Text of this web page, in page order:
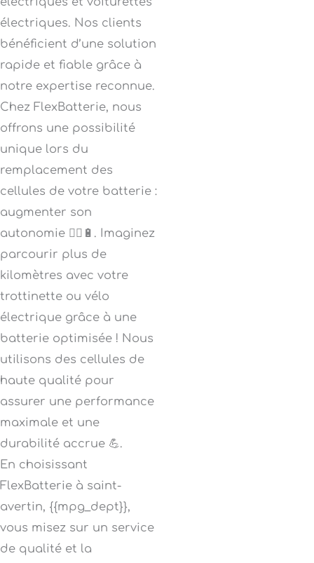
électriques. Nos clients
bénéficient d’une solution
rapide et fiable grâce à
notre expertise reconnue.
Chez FlexBatterie, nous
offrons une possibilité
unique lors du
remplacement des
cellules de votre batterie :
augmenter son
autonomie 🚴‍♂️🔋. Imaginez
parcourir plus de
kilomètres avec votre
trottinette ou vélo
électrique grâce à une
batterie optimisée ! Nous
utilisons des cellules de
haute qualité pour
assurer une performance
maximale et une
durabilité accrue 💪.
En choisissant
FlexBatterie à saint-
avertin, {{mpg_dept}},
vous misez sur un service
de qualité et la